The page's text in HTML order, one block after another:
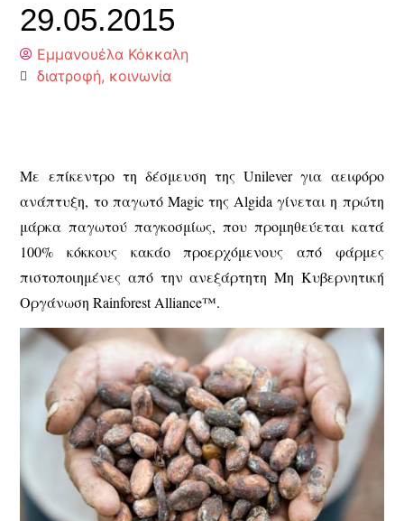
29.05.2015
Εμμανουέλα Κόκκαλη
διατροφή, κοινωνία
Με επίκεντρο τη δέσμευση της Unilever για αειφόρο
ανάπτυξη, το παγωτό Magic της Algida γίνεται η πρώτη
μάρκα παγωτού παγκοσμίως, που προμηθεύεται κατά
100% κόκκους κακάο προερχόμενους από φάρμες
πιστοποιημένες από την ανεξάρτητη Μη Κυβερνητική
Οργάνωση Rainforest Alliance™.